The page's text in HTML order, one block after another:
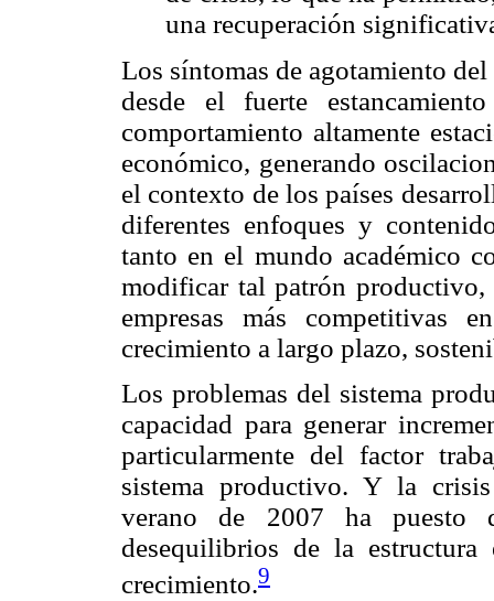
una recuperación
Los síntomas de agotamiento
desde el fuerte
comportamiento altamente
económico, generando
el contexto de los países
diferentes enfoques y
tanto en el mundo académico
modificar tal patrón productivo,
empresas más competitivas
crecimiento a largo plazo,
Los problemas del sistema
capacidad para generar
particularmente del factor
sistema productivo. Y la
verano de 2007 ha puesto
desequilibrios de la
crecimiento.9